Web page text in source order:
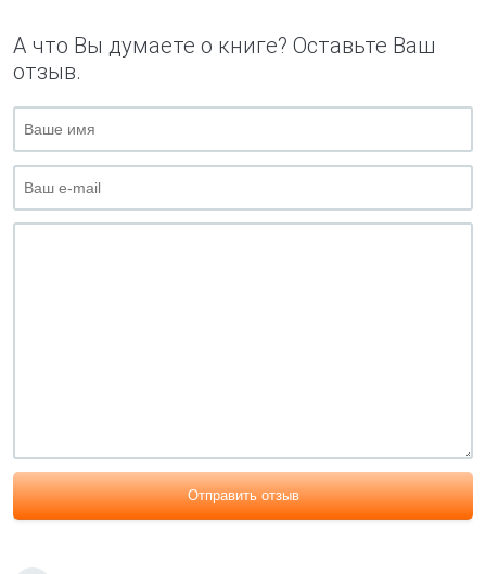
А что Вы думаете о книге? Оставьте Ваш
отзыв.
Отправить отзыв